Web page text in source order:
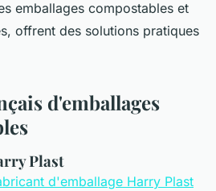
emballages compostables et
offrent des solutions pratiques
d'emballages
Plast
d'emballage Harry Plast